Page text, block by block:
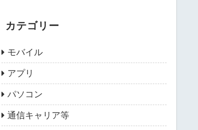
カテゴリー
モバイル
アプリ
パソコン
通信キャリア等